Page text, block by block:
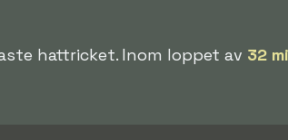
hattricket. Inom loppet av 32